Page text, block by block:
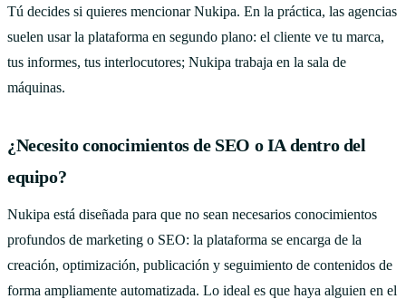
Tú decides si quieres mencionar Nukipa. En la práctica, las agencias
suelen usar la plataforma en segundo plano: el cliente ve tu marca,
tus informes, tus interlocutores; Nukipa trabaja en la sala de
máquinas.
¿Necesito conocimientos de SEO o IA dentro del
equipo?
Nukipa está diseñada para que no sean necesarios conocimientos
profundos de marketing o SEO: la plataforma se encarga de la
creación, optimización, publicación y seguimiento de contenidos de
forma ampliamente automatizada. Lo ideal es que haya alguien en el